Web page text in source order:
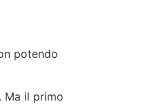
potendo
Ma il primo